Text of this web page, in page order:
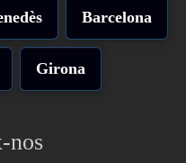
Barcelona
Girona
nos